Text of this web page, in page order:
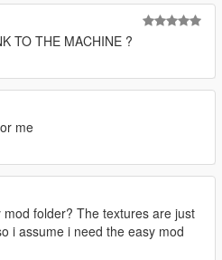
TO THE MACHINE ?
me
mod folder? The textures are just
i assume i need the easy mod